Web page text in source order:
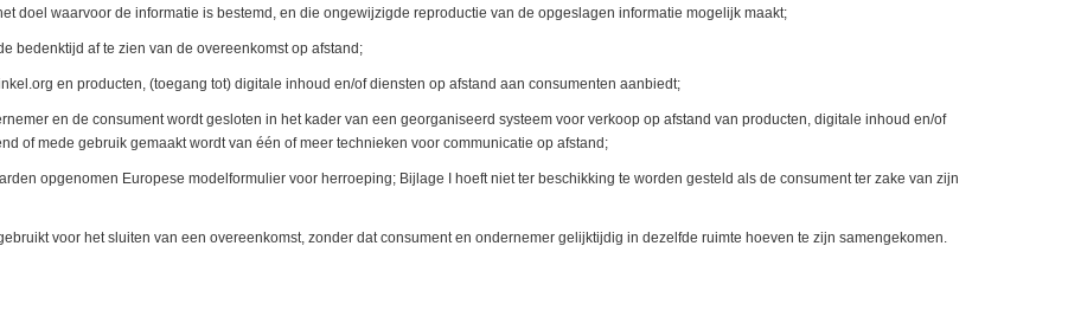
doel waarvoor de informatie is bestemd, en die ongewijzigde reproductie van de opgeslagen informatie mogelijk maakt;
bedenktijd af te zien van de overeenkomst op afstand;
en producten, (toegang tot) digitale inhoud en/of diensten op afstand aan consumenten aanbiedt;
en de consument wordt gesloten in het kader van een georganiseerd systeem voor verkoop op afstand van producten, digitale inhoud en/of
of mede gebruik gemaakt wordt van één of meer technieken voor communicatie op afstand;
opgenomen Europese modelformulier voor herroeping; Bijlage I hoeft niet ter beschikking te worden gesteld als de consument ter zake van zijn
voor het sluiten van een overeenkomst, zonder dat consument en ondernemer gelijktijdig in dezelfde ruimte hoeven te zijn samengekomen.